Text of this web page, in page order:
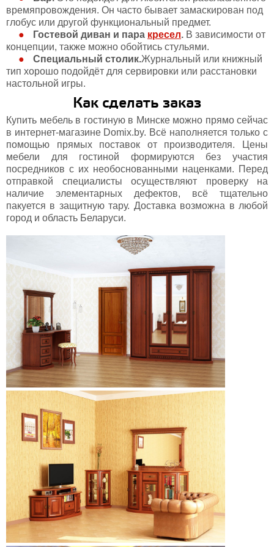
времяпровождения. Он часто бывает замаскирован под
глобус или другой функциональный предмет.
Гостевой диван и пара кресел. В зависимости от
концепции, также можно обойтись стульями.
Специальный столик.Журнальный или книжный
тип хорошо подойдёт для сервировки или расстановки
настольной игры.
Как сделать заказ
Купить мебель в гостиную в Минске можно прямо сейчас
в интернет-магазине Domix.by. Всё наполняется только с
помощью прямых поставок от производителя. Цены
мебели для гостиной формируются без участия
посредников с их необоснованными наценками. Перед
отправкой специалисты осуществляют проверку на
наличие элементарных дефектов, всё тщательно
пакуется в защитную тару. Доставка возможна в любой
город и область Беларуси.